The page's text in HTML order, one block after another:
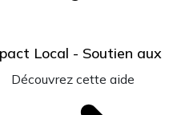
Local - Soutien aux
Découvrez cette aide